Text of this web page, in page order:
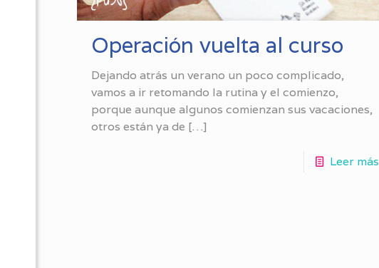
Operación vuelta al curso
Dejando atrás un verano un poco complicado,
vamos a ir retomando la rutina y el comienzo,
porque aunque algunos comienzan sus vacaciones,
otros están ya de […]
Leer más